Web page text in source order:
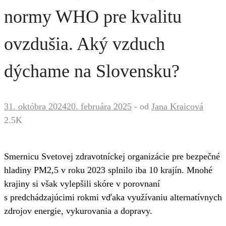
normy WHO pre kvalitu
ovzdušia. Aký vzduch
dýchame na Slovensku?
31. októbra 202420. februára 2025 - od Jana Kraicová
2.5K
Smernicu Svetovej zdravotníckej organizácie pre bezpečné
hladiny PM2,5 v roku 2023 splnilo iba 10 krajín. Mnohé
krajiny si však vylepšili skóre v porovnaní
s predchádzajúcimi rokmi vďaka využívaniu alternatívnych
zdrojov energie, vykurovania a dopravy.